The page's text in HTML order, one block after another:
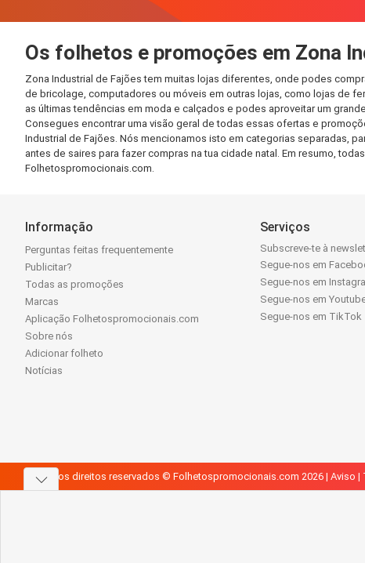
Os folhetos e promoções em Zona
Zona Industrial de Fajões tem muitas lojas diferentes, onde podes
de bricolage, computadores ou móveis em outras lojas, como lojas de
as últimas tendências em moda e calçados e podes aproveitar um
Consegues encontrar uma visão geral de todas essas ofertas e
Industrial de Fajões. Nós mencionamos isto em categorias separadas,
antes de saires para fazer compras na tua cidade natal. Em resumo,
Folhetospromocionais.com.
Informação
Perguntas feitas frequentemente
Publicitar?
Todas as promoções
Marcas
Aplicação Folhetospromocionais.com
Sobre nós
Adicionar folheto
Notícias
Serviços
Subscreve-te à
Segue-nos em
Segue-nos em
Segue-nos em
Segue-nos em TikTok
Todos os direitos reservados © Folhetospromocionais.com 2026 | Aviso |